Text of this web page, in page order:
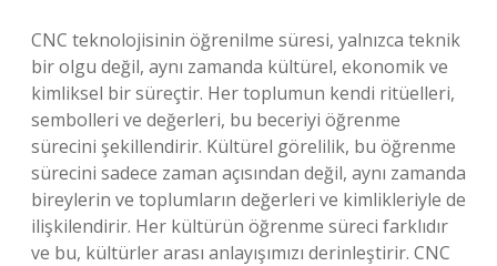
CNC teknolojisinin öğrenilme süresi, yalnızca teknik
bir olgu değil, aynı zamanda kültürel, ekonomik ve
kimliksel bir süreçtir. Her toplumun kendi ritüelleri,
sembolleri ve değerleri, bu beceriyi öğrenme
sürecini şekillendirir. Kültürel görelilik, bu öğrenme
sürecini sadece zaman açısından değil, aynı zamanda
bireylerin ve toplumların değerleri ve kimlikleriyle de
ilişkilendirir. Her kültürün öğrenme süreci farklıdır
ve bu, kültürler arası anlayışımızı derinleştirir. CNC